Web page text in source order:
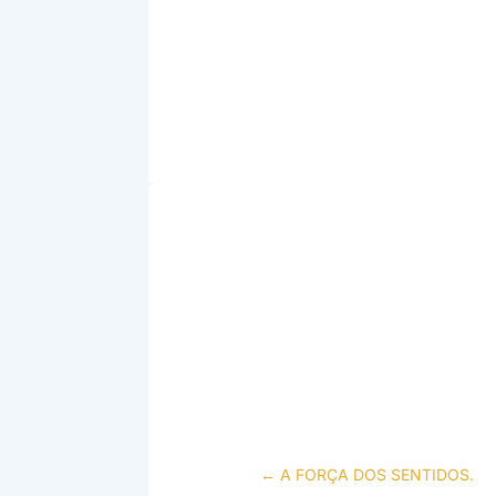
← A FORÇA DOS SENTIDOS.